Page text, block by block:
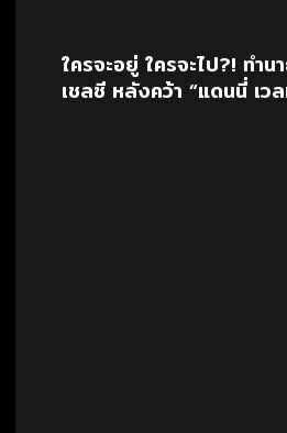
ใครจะอยู่ ใครจะไป?! ทำน
เชลซี หลังคว้า “แดนนี่ เวล